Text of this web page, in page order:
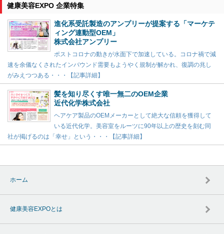
健康美容EXPO 企業特集
進化系受託製造のアンプリーが提案する「マーケテ
ィング連動型OEM」
株式会社アンプリー
ポストコロナの動きが水面下で加速している。コロナ禍で減
速を余儀なくされたインバウンド需要もようやく規制が解かれ、復調の兆し
がみえつつある・・・【記事詳細】
髪を知り尽くす唯一無二のOEM企業
近代化学株式会社
ヘアケア製品のOEMメーカーとして絶大な信頼を獲得して
いる近代化学。美容室をルーツに90年以上の歴史を刻む同
社が掲げるのは「幸せ」という・・・【記事詳細】
ホーム
健康美容EXPOとは